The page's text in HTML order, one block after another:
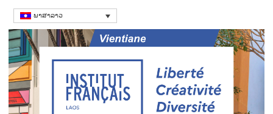
ພາສາລາວ
ສະຖາບັນຝຣັ່ງ
Language Courses & cultral events in
Laos